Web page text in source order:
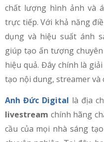
chất lượng hình ảnh và
trực tiếp. Với khả năng
dụng và hiệu suất ánh
giúp tạo ấn tượng
hiệu quả. Đây chính là
tạo nội dung, streamer và
Anh Đức Digital là địa
livestream chính hãng
cầu của mọi nhà sáng